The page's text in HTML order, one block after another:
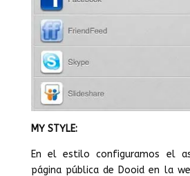
MY STYLE:
En el estilo configuramos el
página pública de Dooid en la